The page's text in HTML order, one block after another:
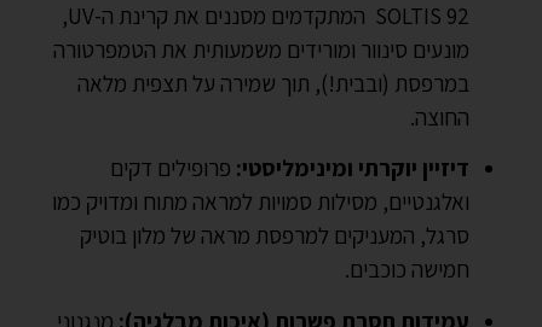
SOLTIS 92 המתקדמים מסננים את קרינת ה-UV,
מונעים סינוור ומורידים משמעותית את הטמפרטורה
במרפסת (ובבית!), תוך שמירה על תצפית מלאה
החוצה.
דיזיין יוקרתי ומינימליסטי: פרופילים דקים
ואלגנטיים, מסילות סמויות למראה מתוח ומדויק כמו
סרגל, המעניקים למרפסת מראה של מלון בוטיק
חמישה כוכבים.
עמידות חסרת פשרות (איכות מבלגיה): מנגנוני